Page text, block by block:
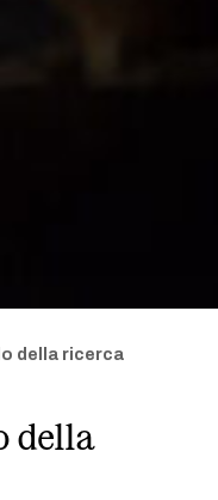
della ricerca
della